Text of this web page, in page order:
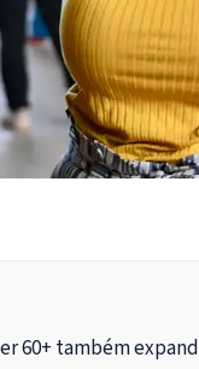
60+ também